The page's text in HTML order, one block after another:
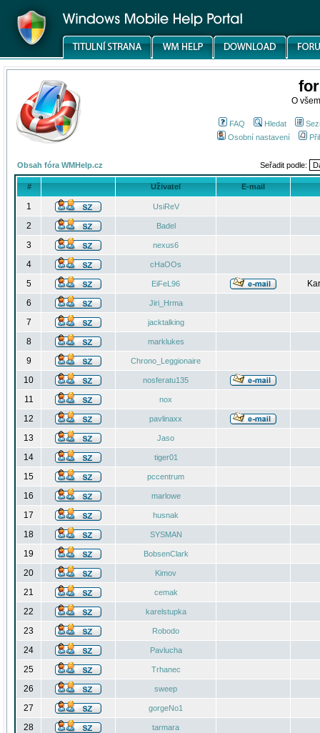
O
FAQ Hledat
Osobní nastavení
Obsah fóra WMHelp.cz Seřadit podle:
# Uživatel E-mail
1 UsiReV
2 Badel
3 nexus6
4 cHaOOs
5 EiFeL96
6
Jiri_Hrma
7 jacktalking
8 marklukes
9 Chrono_Leggionaire
10 nosferatu135
11 nox
12 pavlinaxx
13 Jaso
14 tiger01
15 pccentrum
16 marlowe
17 husnak
18 SYSMAN
19 BobsenClark
20 Kimov
21 cemak
22 karelstupka
23 Robodo
24 Pavlucha
25 Trhanec
26 sweep
27 gorgeNo1
28 tarmara